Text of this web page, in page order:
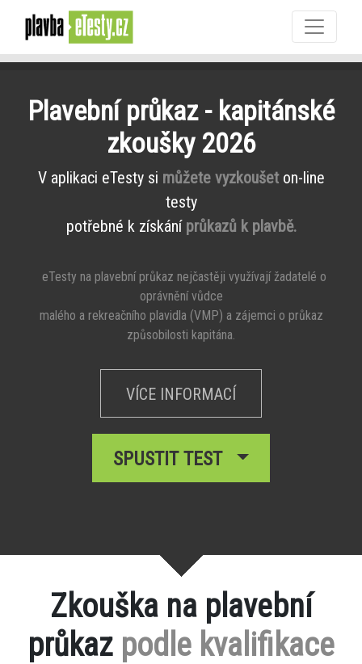
Plavební průkaz - kapitánské
zkoušky 2026
V aplikaci eTesty si můžete vyzkoušeton-line
testy
potřebné k získání průkazů k plavbě.
eTesty na plavební průkaz nejčastěji využívají žadatelé o
oprávnění vůdce
malého a rekreačního plavidla (VMP) a zájemci o průkaz
způsobilosti kapitána.
VÍCE INFORMACÍ
SPUSTIT TEST
Zkouška na plavební
průkaz podle kvalifikace